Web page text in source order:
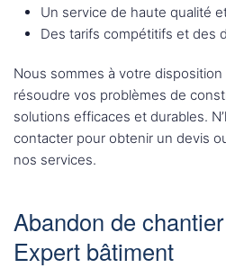
Un service de haute qualité
Des tarifs compétitifs et des
Nous sommes à votre
résoudre vos problèmes de
solutions efficaces et durables.
contacter pour obtenir un devis
nos services.
Abandon de
Expert bâtiment